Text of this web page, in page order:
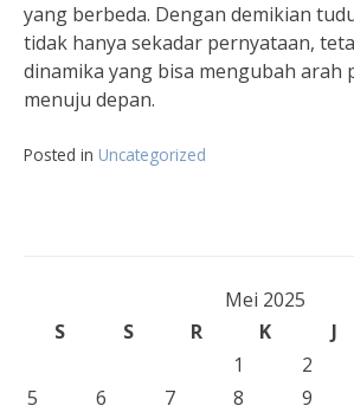
yang berbeda. Dengan demikian
tidak hanya sekadar pernyataan,
dinamika yang bisa mengubah arah
menuju depan.
Posted in Uncategorized
Mei 2025
S
S R K J
1
2
5
6 7 8 9